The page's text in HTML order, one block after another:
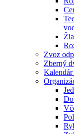
Zvoz
Zberný